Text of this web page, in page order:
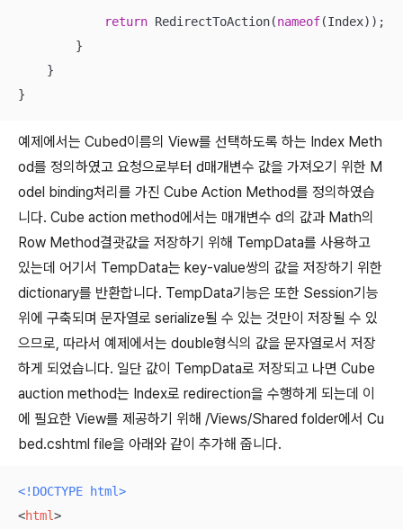
return RedirectToAction(nameof(Index));
        }
    }
}
예제에서는 Cubed이름의 View를 선택하도록 하는 Index Meth
od를 정의하였고 요청으로부터 d매개변수 값을 가져오기 위한 M
odel binding처리를 가진 Cube Action Method를 정의하였습
니다. Cube action method에서는 매개변수 d의 값과 Math의
Row Method결괏값을 저장하기 위해 TempData를 사용하고
있는데 어기서 TempData는 key-value쌍의 값을 저장하기 위한
dictionary를 반환합니다. TempData기능은 또한 Session기능
위에 구축되며 문자열로 serialize될 수 있는 것만이 저장될 수 있
으므로, 따라서 예제에서는 double형식의 값을 문자열로서 저장
하게 되었습니다. 일단 값이 TempData로 저장되고 나면 Cube
auction method는 Index로 redirection을 수행하게 되는데 이
에 필요한 View를 제공하기 위해 /Views/Shared folder에서 Cu
bed.cshtml file을 아래와 같이 추가해 줍니다.
<!DOCTYPE html>
<html>